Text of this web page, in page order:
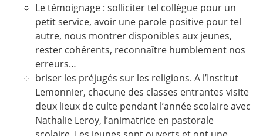
Le témoignage : solliciter tel collègue pour un
petit service, avoir une parole positive pour tel
autre, nous montrer disponibles aux jeunes,
rester cohérents, reconnaître humblement nos
erreurs…
briser les préjugés sur les religions. A l’Institut
Lemonnier, chacune des classes entrantes visite
deux lieux de culte pendant l’année scolaire avec
Nathalie Leroy, l’animatrice en pastorale